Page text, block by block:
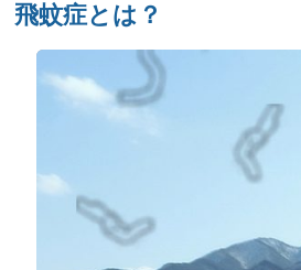
飛蚊症とは？